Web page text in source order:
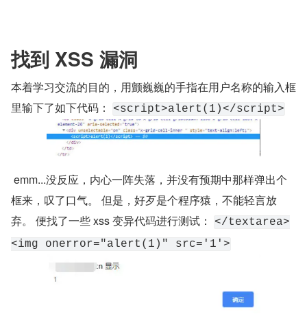
找到 XSS 漏洞
本着学习交流的目的，用颤巍巍的手指在用户名称的输入框
里输下了如下代码：
<script>alert(1)</script>
emm...没反应，内心一阵失落，并没有预期中那样弹出个
框来，叹了口气。 但是，好歹是个程序猿，不能轻言放
弃。 便找了一些 xss 变异代码进行测试：
</textarea>
<img onerror="alert(1)" src='1'>